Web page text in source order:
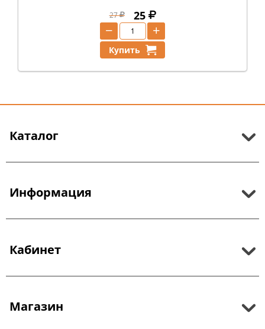
27 25
+
−
Купить
Каталог
Информация
Кабинет
Магазин